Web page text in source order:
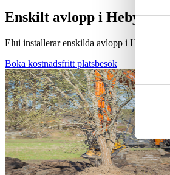
Enskilt avlopp i Heby —
Elui installerar enskilda avlopp i Heby
Boka kostnadsfritt platsbesök